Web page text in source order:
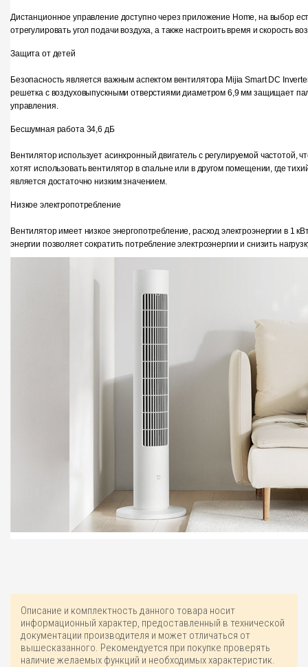
Дистанционное управление доступно через приложение Home, на выбор
отрегулировать угол подачи воздуха, а также настроить время и скорость
Защита от детей
Безопасность является важным аспектом вентилятора Mijia Smart DC
решетка с воздуховыпускными отверстиями диаметром 6,9 мм защищает
управления.
Бесшумная работа 34,6 дБ
Вентилятор использует асинхронный двигатель с регулируемой
хотят использовать вентилятор в спальне или в другом помещении, где
является достаточно низким значением.
Низкое электропотребление
Вентилятор имеет низкое энергопотребление, расход электроэнергии в
энергии позволяет сократить потребление электроэнергии и снизить
Описание и комплектность данного товара носит
информационный характер, предоставленный в технической
документации производителя и может отличаться от
вышесказанного. Рекомендуется при покупке проверять
наличие желаемых функций и необходимых характеристик.